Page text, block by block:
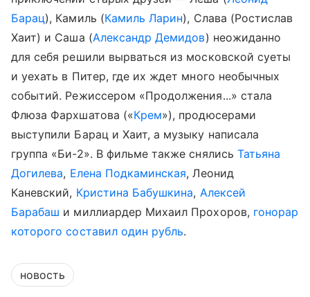
Барац), Камиль (Камиль Ларин), Слава (Ростислав
Хаит) и Саша (Александр Демидов) неожиданно
для себя решили вырваться из московской суеты
и уехать в Питер, где их ждет много необычных
событий. Режиссером «Продолжения...» стала
Флюза Фархшатова («Крем»), продюсерами
выступили Барац и Хаит, а музыку написала
группа «Би-2». В фильме также снялись Татьяна
Догилева, Елена Подкаминская, Леонид
Каневский, Кристина Бабушкина, Алексей
Барабаш и миллиардер Михаил Прохоров, гонорар
которого составил один рубль.
новость